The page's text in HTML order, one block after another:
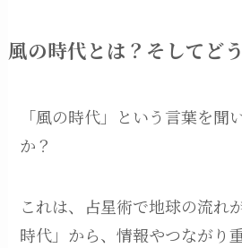
風の時代とは？そしてど
「風の時代」という言葉を聞
か？
これは、占星術で地球の流れ
時代」から、情報やつながり